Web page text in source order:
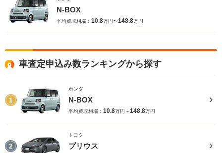
N-BOX
平均買取相場： 10.8万円〜148.8万円
車査定申込み数ランキングから探す
1
ホンダ
N-BOX
平均買取相場： 10.8万円～148.8万円
2
トヨタ
プリウス